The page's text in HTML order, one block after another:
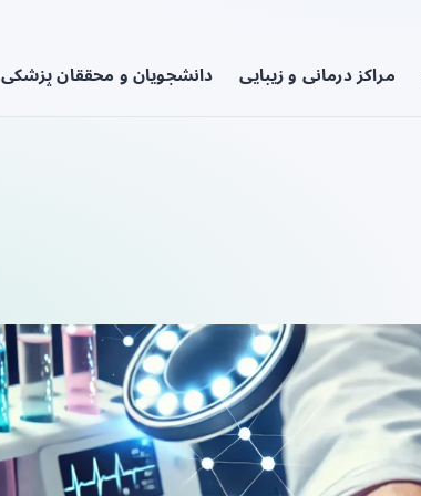
مراکز درمانی و زیبایی دانشجویان و محققان پزشکی